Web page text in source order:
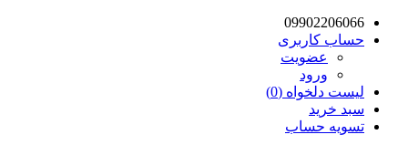
09902206066
حساب کاربری
عضویت
ورود
لیست دلخواه (0)
سبد خرید
تسویه حساب